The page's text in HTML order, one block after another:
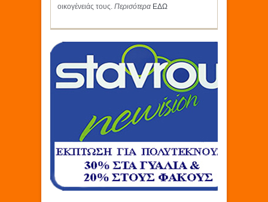
οικογένειάς τους. Περισότερα ΕΔΩ